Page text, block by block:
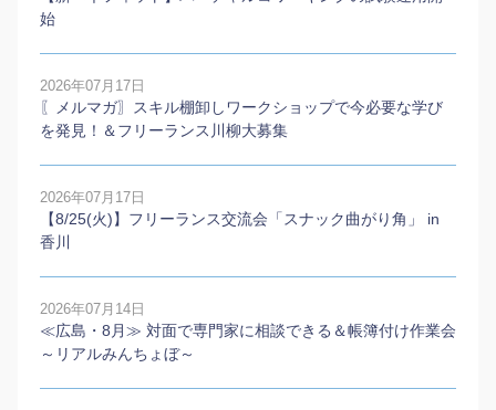
始
2026年07月17日
〖メルマガ〗スキル棚卸しワークショップで今必要な学び
を発見！＆フリーランス川柳大募集
2026年07月17日
【8/25(火)】フリーランス交流会「スナック曲がり角」 in
香川
2026年07月14日
≪広島・8月≫ 対面で専門家に相談できる＆帳簿付け作業会
～リアルみんちょぼ～